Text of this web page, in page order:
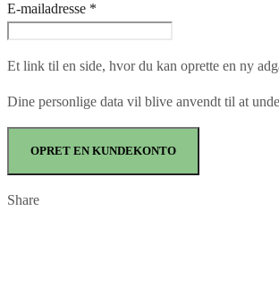
E-mailadresse *
Et link til en side, hvor du kan oprette en ny
Dine personlige data vil blive anvendt til at
OPRET EN KUNDEKONTO
Share